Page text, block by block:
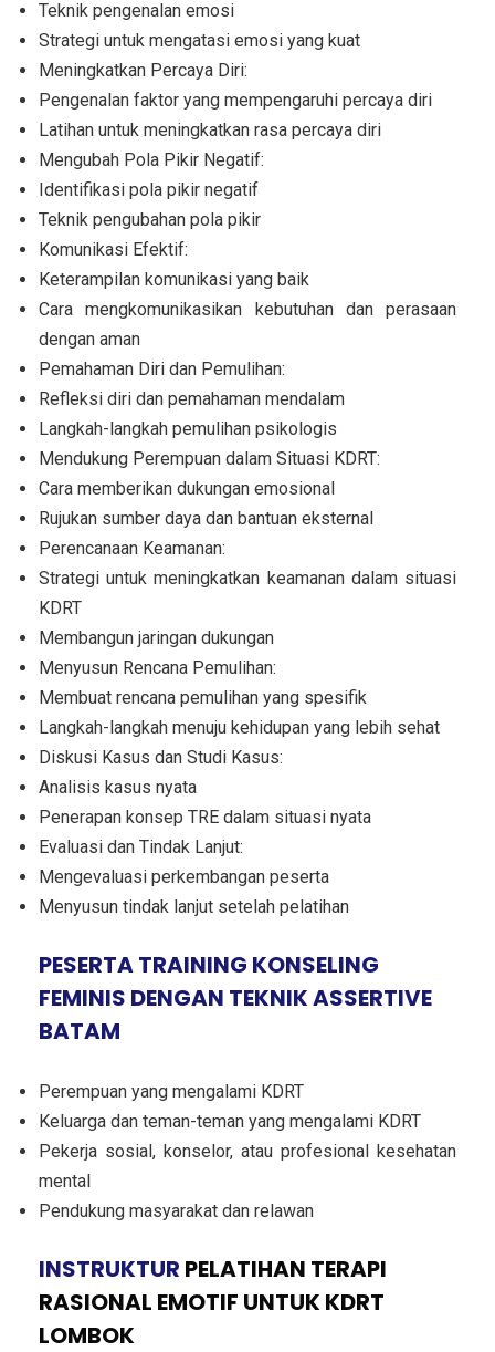
Teknik pengenalan emosi
Strategi untuk mengatasi emosi yang kuat
Meningkatkan Percaya Diri:
Pengenalan faktor yang mempengaruhi percaya diri
Latihan untuk meningkatkan rasa percaya diri
Mengubah Pola Pikir Negatif:
Identifikasi pola pikir negatif
Teknik pengubahan pola pikir
Komunikasi Efektif:
Keterampilan komunikasi yang baik
Cara mengkomunikasikan kebutuhan dan perasaan
dengan aman
Pemahaman Diri dan Pemulihan:
Refleksi diri dan pemahaman mendalam
Langkah-langkah pemulihan psikologis
Mendukung Perempuan dalam Situasi KDRT:
Cara memberikan dukungan emosional
Rujukan sumber daya dan bantuan eksternal
Perencanaan Keamanan:
Strategi untuk meningkatkan keamanan dalam situasi
KDRT
Membangun jaringan dukungan
Menyusun Rencana Pemulihan:
Membuat rencana pemulihan yang spesifik
Langkah-langkah menuju kehidupan yang lebih sehat
Diskusi Kasus dan Studi Kasus:
Analisis kasus nyata
Penerapan konsep TRE dalam situasi nyata
Evaluasi dan Tindak Lanjut:
Mengevaluasi perkembangan peserta
Menyusun tindak lanjut setelah pelatihan
PESERTA TRAINING KONSELING
FEMINIS DENGAN TEKNIK ASSERTIVE
BATAM
Perempuan yang mengalami KDRT
Keluarga dan teman-teman yang mengalami KDRT
Pekerja sosial, konselor, atau profesional kesehatan
mental
Pendukung masyarakat dan relawan
INSTRUKTUR PELATIHAN TERAPI
RASIONAL EMOTIF UNTUK KDRT
LOMBOK